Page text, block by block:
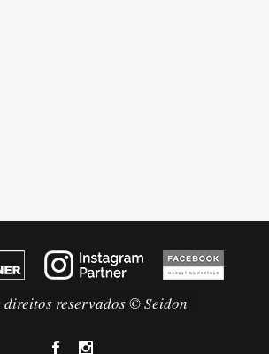
direitos reservados © Seidon